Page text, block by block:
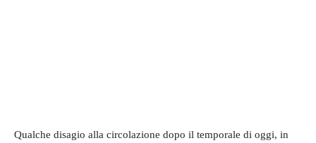
Qualche disagio alla circolazione dopo il temporale di oggi, in